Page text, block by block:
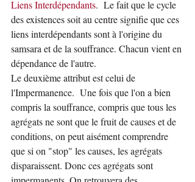
Liens Interdépendants.  Le fait que le cycle
des existences soit au centre signifie que ces
liens interdépendants sont à l'origine du
samsara et de la souffrance. Chacun vient en
dépendance de l'autre.
Le deuxième attribut est celui de
l'Impermanence.  Une fois que l'on a bien
compris la souffrance, compris que tous les
agrégats ne sont que le fruit de causes et de
conditions, on peut aisément comprendre
que si on "stop" les causes, les agrégats
disparaissent. Donc ces agrégats sont